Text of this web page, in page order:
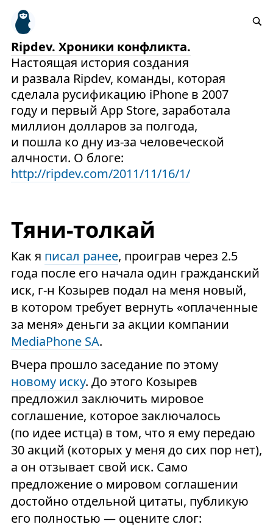
Ripdev. Хроники конфликта.
Настоящая история создания
и развала Ripdev, команды, которая
сделала русификацию iPhone в 2007
году и первый App Store, заработала
миллион долларов за полгода,
и пошла ко дну из-за человеческой
алчности. О блоге:
http://ripdev.com/2011/11/16/1/
Тяни-толкай
Как я писал ранее, проиграв через 2.5
года после его начала один гражданский
иск, г-н Козырев подал на меня новый,
в котором требует вернуть «оплаченные
за меня» деньги за акции компании
MediaPhone SA.
Вчера прошло заседание по этому
новому иску. До этого Козырев
предложил заключить мировое
соглашение, которое заключалось
(по идее истца) в том, что я ему передаю
30 акций (которых у меня до сих пор нет),
а он отзывает свой иск. Само
предложение о мировом соглашении
достойно отдельной цитаты, публикую
его полностью — оцените слог: